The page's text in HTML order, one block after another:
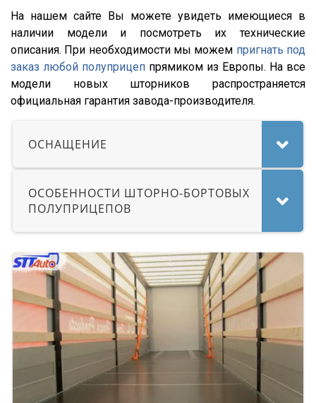
SPR
SW 24
Box Liner
Mega Liner
SDP 27
SDC 24
SDC 27
SD
SDR 27
SN
SP24
SPKH27
SVKT24
На нашем сайте Вы можете увидеть имеющиеся в
наличии модели и посмотреть их технические
описания. При необходимости мы можем пригнать под
заказ любой полуприцеп прямиком из Европы. На все
модели новых шторников распространяется
официальная гарантия завода-производителя.
ОСНАЩЕНИЕ
ОСОБЕННОСТИ ШТОРНО-БОРТОВЫХ
ПОЛУПРИЦЕПОВ